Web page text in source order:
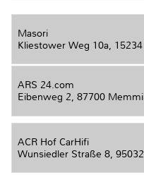
Masori
Kliestower Weg 10a,
ARS 24.com
Eibenweg 2, 87700
ACR Hof CarHifi
Wunsiedler Straße 8,